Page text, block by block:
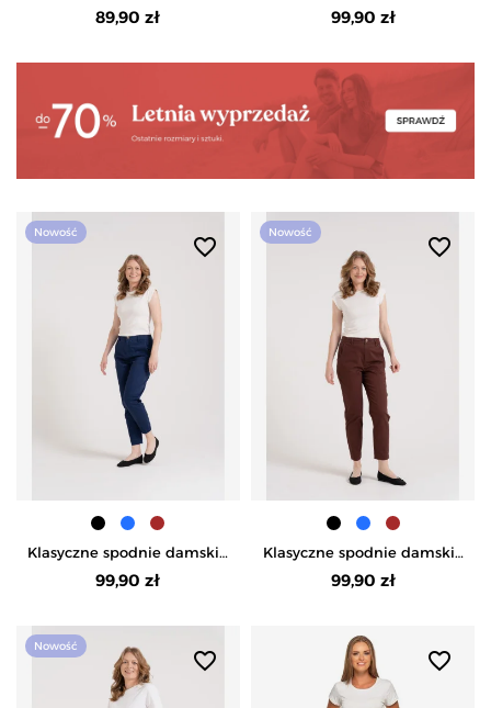
z wiskozy materiałowe ze
zwężaną nogawką -
89,90 zł
chinosy peach touch
bawełniane - CZARNY
99,90 zł
Nowość
favorite_border
Klasyczne spodnie damskie
chinosy peach touch
bawełniane - NIEBIESKI
99,90 zł
Nowość
favorite_border
Klasyczne spodnie damskie
chinosy peach touch
bawełniane - BRĄZOWY
99,90 zł
Nowość
favorite_border favorite_border